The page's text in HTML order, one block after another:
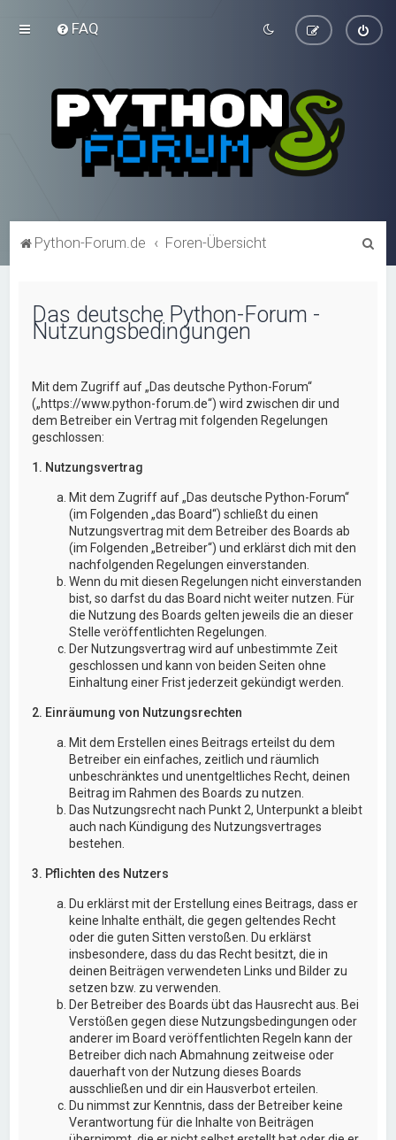
FAQ
Python-Forum.de Foren-Übersicht
Das deutsche Python-Forum -
Nutzungsbedingungen
Mit dem Zugriff auf „Das deutsche Python-Forum“
(„https://www.python-forum.de“) wird zwischen dir und
dem Betreiber ein Vertrag mit folgenden Regelungen
geschlossen:
1. Nutzungsvertrag
Mit dem Zugriff auf „Das deutsche Python-Forum“
(im Folgenden „das Board“) schließt du einen
Nutzungsvertrag mit dem Betreiber des Boards ab
(im Folgenden „Betreiber“) und erklärst dich mit den
nachfolgenden Regelungen einverstanden.
Wenn du mit diesen Regelungen nicht einverstanden
bist, so darfst du das Board nicht weiter nutzen. Für
die Nutzung des Boards gelten jeweils die an dieser
Stelle veröffentlichten Regelungen.
Der Nutzungsvertrag wird auf unbestimmte Zeit
geschlossen und kann von beiden Seiten ohne
Einhaltung einer Frist jederzeit gekündigt werden.
2. Einräumung von Nutzungsrechten
Mit dem Erstellen eines Beitrags erteilst du dem
Betreiber ein einfaches, zeitlich und räumlich
unbeschränktes und unentgeltliches Recht, deinen
Beitrag im Rahmen des Boards zu nutzen.
Das Nutzungsrecht nach Punkt 2, Unterpunkt a bleibt
auch nach Kündigung des Nutzungsvertrages
bestehen.
3. Pflichten des Nutzers
Du erklärst mit der Erstellung eines Beitrags, dass er
keine Inhalte enthält, die gegen geltendes Recht
oder die guten Sitten verstoßen. Du erklärst
insbesondere, dass du das Recht besitzt, die in
deinen Beiträgen verwendeten Links und Bilder zu
setzen bzw. zu verwenden.
Der Betreiber des Boards übt das Hausrecht aus. Bei
Verstößen gegen diese Nutzungsbedingungen oder
anderer im Board veröffentlichten Regeln kann der
Betreiber dich nach Abmahnung zeitweise oder
dauerhaft von der Nutzung dieses Boards
ausschließen und dir ein Hausverbot erteilen.
Du nimmst zur Kenntnis, dass der Betreiber keine
Verantwortung für die Inhalte von Beiträgen